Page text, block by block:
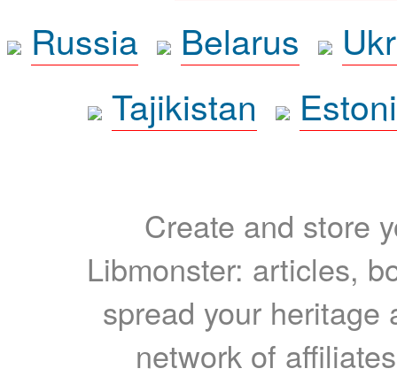
Russia
Belarus
Tajikistan
Create and store
Libmonster: articles,
spread your heritage
network of